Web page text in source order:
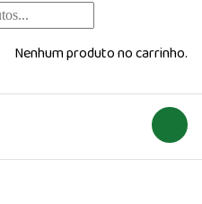
Nenhum produto no carrinho.